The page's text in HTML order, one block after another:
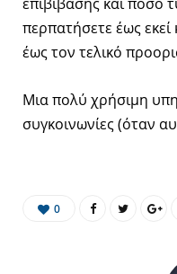
περπατήσετε έως
έως τον τελικό
Μια πολύ χρήσιμη
συγκοινωνίες (όταν
0